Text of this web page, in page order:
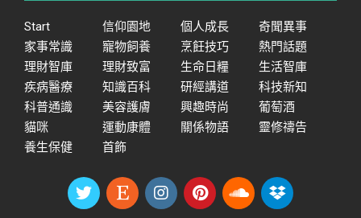
Start 信仰園地 個人成長
奇聞異事
家事常識
寵物飼養 烹飪技巧
熱門話題
理財智庫
理財致富 生命日糧
生活智庫
疾病醫療
知識百科 研經講道
科技新知
科普通識
美容護膚 興趣時尚
葡萄酒
貓咪
運動康體 關係物語
靈修禱告
養生保健
首飾